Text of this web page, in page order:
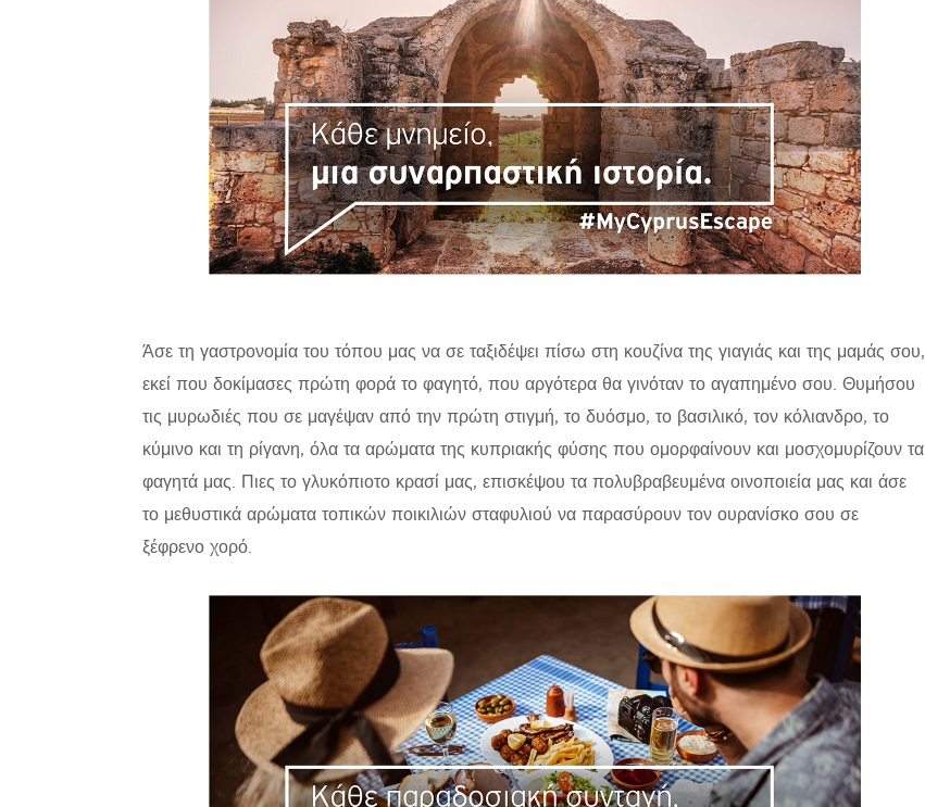
Άσε τη γαστρονομία του τόπου μας να σε ταξιδέψει πίσω στη κουζίνα της γιαγιάς και της μαμάς σου,
εκεί που δοκίμασες πρώτη φορά το φαγητό, που αργότερα θα γινόταν το αγαπημένο σου. Θυμήσου
τις μυρωδιές που σε μαγέψαν από την πρώτη στιγμή, το δυόσμο, το βασιλικό, τον κόλιανδρο, το
κύμινο και τη ρίγανη, όλα τα αρώματα της κυπριακής φύσης που ομορφαίνουν και μοσχομυρίζουν τα
φαγητά μας. Πιες το γλυκόπιοτο κρασί μας, επισκέψου τα πολυβραβευμένα οινοποιεία μας και άσε
το μεθυστικά αρώματα τοπικών ποικιλιών σταφυλιού να παρασύρουν τον ουρανίσκο σου σε
ξέφρενο χορό.